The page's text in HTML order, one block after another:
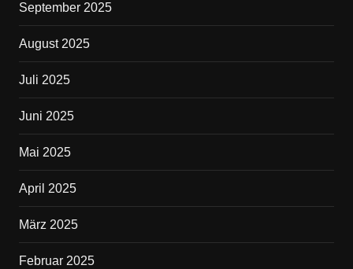
September 2025
August 2025
Juli 2025
Juni 2025
Mai 2025
April 2025
März 2025
Februar 2025